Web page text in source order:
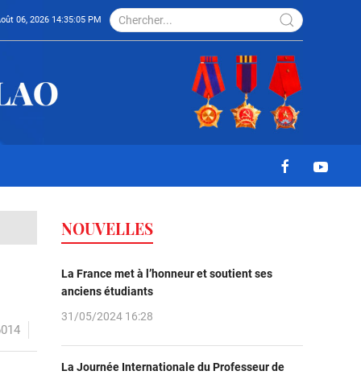
06, 2026 14:35:05 PM
NOUVELLES
La France met à l’honneur et soutient ses
anciens étudiants
31/05/2024 16:28
La Journée Internationale du Professeur de